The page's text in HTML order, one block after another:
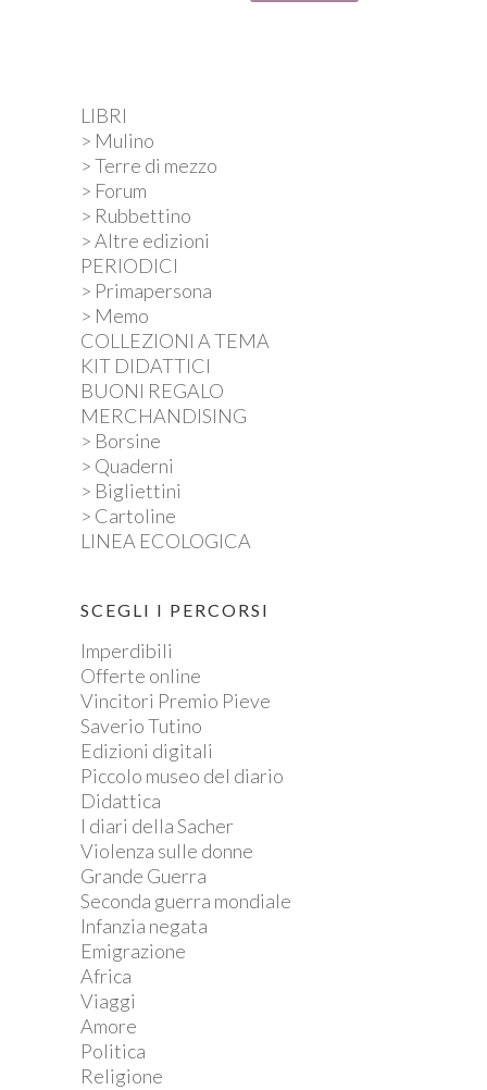
LIBRI
> Mulino
> Terre di mezzo
> Forum
> Rubbettino
> Altre edizioni
PERIODICI
> Primapersona
> Memo
COLLEZIONI A TEMA
KIT DIDATTICI
BUONI REGALO
MERCHANDISING
> Borsine
> Quaderni
> Bigliettini
> Cartoline
LINEA ECOLOGICA
SCEGLI I PERCORSI
Imperdibili
Offerte online
Vincitori Premio Pieve
Saverio Tutino
Edizioni digitali
Piccolo museo del diario
Didattica
I diari della Sacher
Violenza sulle donne
Grande Guerra
Seconda guerra mondiale
Infanzia negata
Emigrazione
Africa
Viaggi
Amore
Politica
Religione